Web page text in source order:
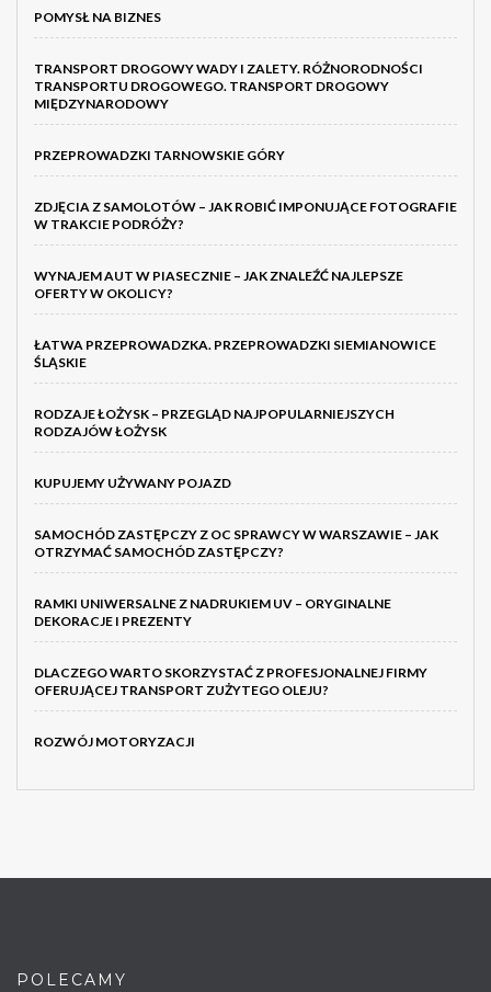
POMYSŁ NA BIZNES
TRANSPORT DROGOWY WADY I ZALETY. RÓŻNORODNOŚCI
TRANSPORTU DROGOWEGO. TRANSPORT DROGOWY
MIĘDZYNARODOWY
PRZEPROWADZKI TARNOWSKIE GÓRY
ZDJĘCIA Z SAMOLOTÓW – JAK ROBIĆ IMPONUJĄCE FOTOGRAFIE
W TRAKCIE PODRÓŻY?
WYNAJEM AUT W PIASECZNIE – JAK ZNALEŹĆ NAJLEPSZE
OFERTY W OKOLICY?
ŁATWA PRZEPROWADZKA. PRZEPROWADZKI SIEMIANOWICE
ŚLĄSKIE
RODZAJE ŁOŻYSK – PRZEGLĄD NAJPOPULARNIEJSZYCH
RODZAJÓW ŁOŻYSK
KUPUJEMY UŻYWANY POJAZD
SAMOCHÓD ZASTĘPCZY Z OC SPRAWCY W WARSZAWIE – JAK
OTRZYMAĆ SAMOCHÓD ZASTĘPCZY?
RAMKI UNIWERSALNE Z NADRUKIEM UV – ORYGINALNE
DEKORACJE I PREZENTY
DLACZEGO WARTO SKORZYSTAĆ Z PROFESJONALNEJ FIRMY
OFERUJĄCEJ TRANSPORT ZUŻYTEGO OLEJU?
ROZWÓJ MOTORYZACJI
POLECAMY